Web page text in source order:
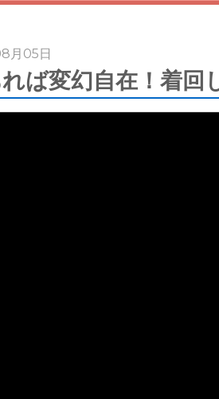
月05日
ば変幻自在！着回